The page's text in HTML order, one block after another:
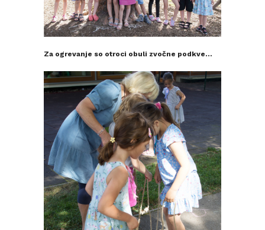
Za ogrevanje so otroci obuli zvočne podkve…